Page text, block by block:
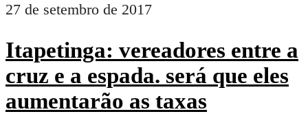
27 de setembro de 2017
Itapetinga: vereadores entre a
cruz e a espada. será que eles
aumentarão as taxas